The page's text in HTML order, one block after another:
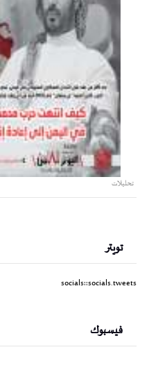
تحليلات
تويتر
socials::socials.tweets
فيسبوك